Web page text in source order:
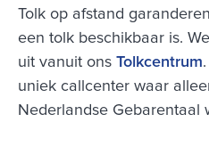
Tolk op afstand
een tolk beschikbaar is.
uit vanuit ons Tolkcentrum
uniek callcenter waar
Nederlandse Gebarentaal